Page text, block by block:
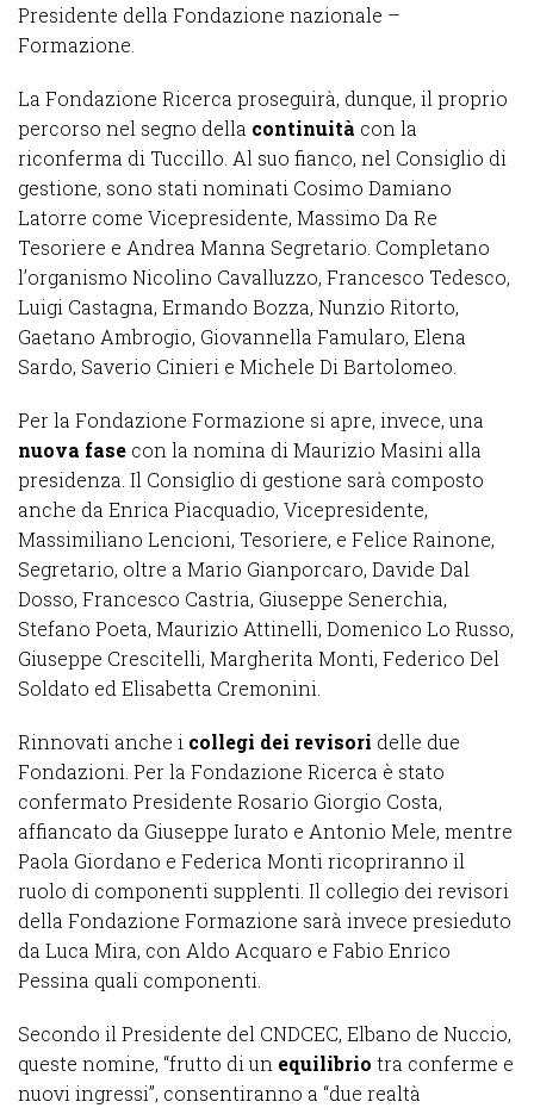
Presidente della Fondazione nazionale –
Formazione.
La Fondazione Ricerca proseguirà, dunque, il proprio
percorso nel segno della continuità con la
riconferma di Tuccillo. Al suo fianco, nel Consiglio di
gestione, sono stati nominati Cosimo Damiano
Latorre come Vicepresidente, Massimo Da Re
Tesoriere e Andrea Manna Segretario. Completano
l’organismo Nicolino Cavalluzzo, Francesco Tedesco,
Luigi Castagna, Ermando Bozza, Nunzio Ritorto,
Gaetano Ambrogio, Giovannella Famularo, Elena
Sardo, Saverio Cinieri e Michele Di Bartolomeo.
Per la Fondazione Formazione si apre, invece, una
nuova fase con la nomina di Maurizio Masini alla
presidenza. Il Consiglio di gestione sarà composto
anche da Enrica Piacquadio, Vicepresidente,
Massimiliano Lencioni, Tesoriere, e Felice Rainone,
Segretario, oltre a Mario Gianporcaro, Davide Dal
Dosso, Francesco Castria, Giuseppe Senerchia,
Stefano Poeta, Maurizio Attinelli, Domenico Lo Russo,
Giuseppe Crescitelli, Margherita Monti, Federico Del
Soldato ed Elisabetta Cremonini.
Rinnovati anche i collegi dei revisori delle due
Fondazioni. Per la Fondazione Ricerca è stato
confermato Presidente Rosario Giorgio Costa,
affiancato da Giuseppe Iurato e Antonio Mele, mentre
Paola Giordano e Federica Monti ricopriranno il
ruolo di componenti supplenti. Il collegio dei revisori
della Fondazione Formazione sarà invece presieduto
da Luca Mira, con Aldo Acquaro e Fabio Enrico
Pessina quali componenti.
Secondo il Presidente del CNDCEC, Elbano de Nuccio,
queste nomine, “frutto di un equilibrio tra conferme e
nuovi ingressi”, consentiranno a “due realtà